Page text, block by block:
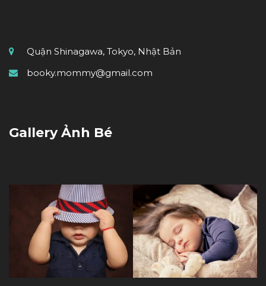
Quận Shinagawa, Tokyo, Nhật Bản
booky.mommy@gmail.com
Gallery Ảnh Bé